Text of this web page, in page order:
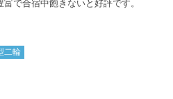
で合宿中飽きないと好評です。
二輪